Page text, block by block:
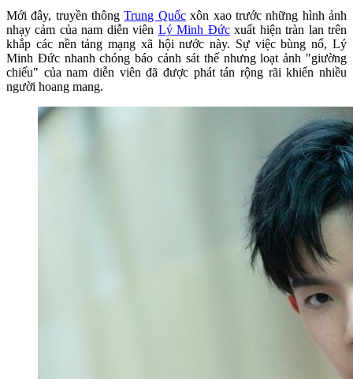
Mới đây, truyền thôngTrung Quốcxôn xao trước những hình ảnh
nhạy cảm của nam diễn viên Lý Minh Đứcxuất hiện tràn lan trên
khắp các nền tảng mạng xã hội nước này. Sự việc bùng nổ, Lý
Minh Đức nhanh chóng báo cảnh sát thế nhưng loạt ảnh "giường
chiếu" của nam diễn viên đã được phát tán rộng rãi khiến nhiều
người hoang mang.